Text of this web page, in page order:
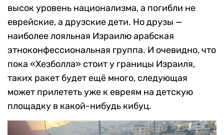
высок уровень национализма, а погибли не
еврейские, а друзские дети. Но друзы —
наиболее лояльная Израилю арабская
этноконфессиональная группа. И очевидно, что
пока «Хезболла» стоит у границы Израиля,
таких ракет будет ещё много, следующая
может прилететь уже к евреям на детскую
площадку в какой-нибудь кибуц.